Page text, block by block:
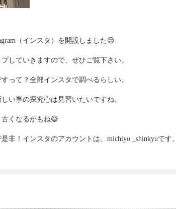
（インスタ）を開設しました 😊
していきますので、ぜひご覧下さい。
って？全部インスタで調べるらしい。
い事の探究心は見習いたいですね。
くなるかもね😅
非！インスタのアカウントは、 michiyo _shinkyuです。